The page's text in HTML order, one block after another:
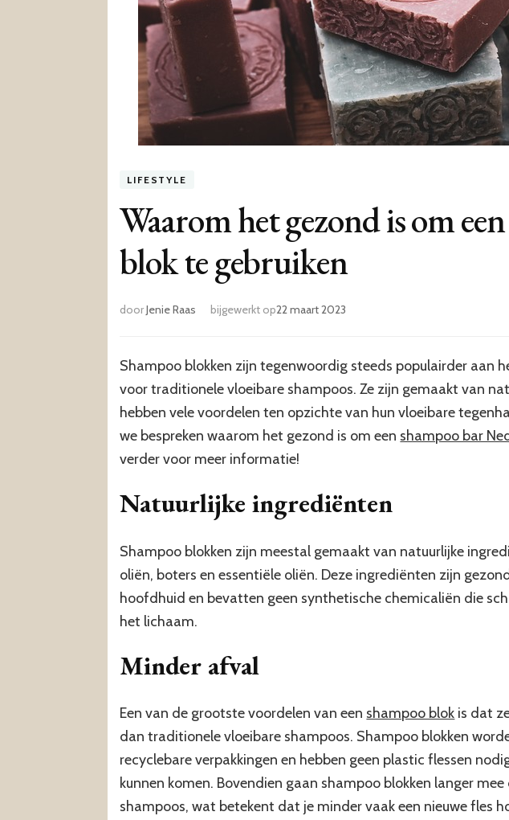
LIFESTYLE
Waarom het gezond is om
blok te gebruiken
doorJenie Raas bijgewerkt op22 maart 2023
Shampoo blokken zijn tegenwoordig steeds populairder aan
voor traditionele vloeibare shampoos. Ze zijn gemaakt van
hebben vele voordelen ten opzichte van hun vloeibare
we bespreken waarom het gezond is om een shampoo bar
verder voor meer informatie!
Natuurlijke ingrediënten
Shampoo blokken zijn meestal gemaakt van natuurlijke
oliën, boters en essentiële oliën. Deze ingrediënten zijn
hoofdhuid en bevatten geen synthetische chemicaliën die
het lichaam.
Minder afval
Een van de grootste voordelen van een shampoo blok is dat
dan traditionele vloeibare shampoos. Shampoo blokken
recyclebare verpakkingen en hebben geen plastic flessen
kunnen komen. Bovendien gaan shampoo blokken langer
shampoos, wat betekent dat je minder vaak een nieuwe fles